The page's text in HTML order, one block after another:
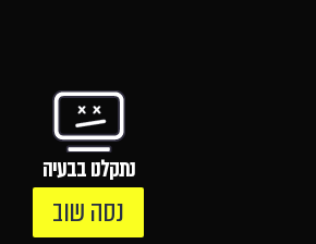
נתקלנו בבעיה
נסה שוב